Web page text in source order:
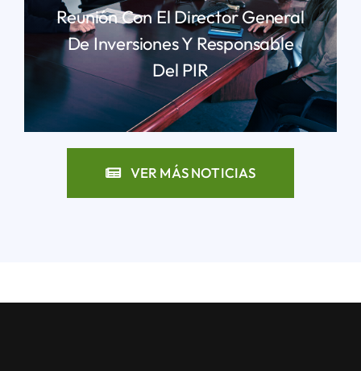
Reunión Con El Director General
De Inversiones Y Responsable
Del PIR
LEER MÁS
VER MÁS NOTICIAS